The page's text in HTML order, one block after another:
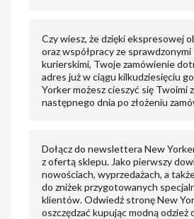
Czy wiesz, że dzięki ekspresowej
oraz współpracy ze sprawdzonymi
kurierskimi, Twoje zamówienie
adres już w ciągu kilkudziesięciu
Yorker możesz cieszyć się Twoimi
następnego dnia po złożeniu
Dołącz do newslettera New
z ofertą sklepu. Jako pierwszy
nowościach, wyprzedażach, a
do zniżek przygotowanych
klientów. Odwiedź stronę New
oszczędzać kupując modną odzież